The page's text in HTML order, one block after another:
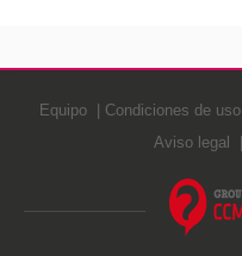
Equipo Condiciones de uso
Aviso legal